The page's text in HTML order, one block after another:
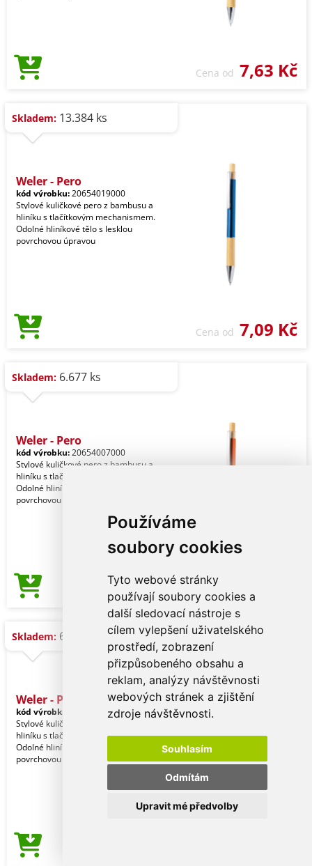
Používáme
soubory cookies
Tyto webové stránky
používají soubory cookies a
další sledovací nástroje s
cílem vylepšení uživatelského
prostředí, zobrazení
přizpůsobeného obsahu a
reklam, analýzy návštěvnosti
webových stránek a zjištění
zdroje návštěvnosti.
Souhlasím
Odmítám
Upravit mé předvolby
Cena od 7,63 Kč
Skladem: 13.384 ks
Weler - Pero
kód výrobku:20654019000
Stylové kuličkové pero z bambusu a
hliníku s tlačítkovým mechanismem.
Odolné hliníkové tělo s lesklou
povrchovou úpravou
Cena od 7,09 Kč
Skladem: 6.677 ks
Weler - Pero
kód výrobku:20654007000
Stylové kuličkové pero z bambusu a
hliníku s tlačítkovým mechanismem.
Odolné hliníkové tělo s lesklou
povrchovou úpravou
Cena od 7,09 Kč
Skladem: 6.581 ks
Weler - Pero
kód výrobku:
20654004000
Stylové kuličkové pero z bambusu a
hliníku s tlačítkovým mechanismem.
Odolné hliníkové tělo s lesklou
povrchovou úpravou